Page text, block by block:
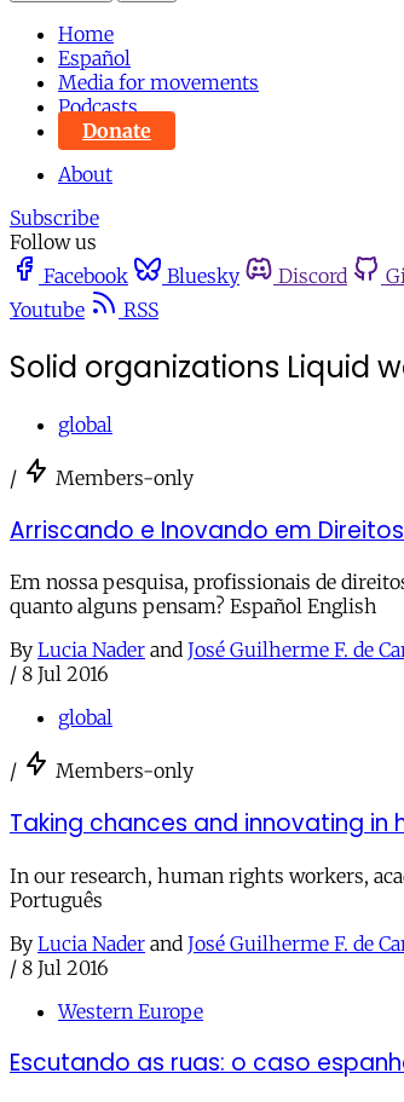
Home
Español
Media for movements
Podcasts
Donate
About
Subscribe
Follow us
Facebook
Bluesky Discord
Youtube
RSS
Solid organizations Liquid
global
/ Members-only
Arriscando e Inovando em
Em nossa pesquisa, profissionais de
quanto alguns pensam? Español English
By Lucia Nader and José Guilherme F. de
/ 8 Jul 2016
global
/ Members-only
Taking chances and innovating in
In our research, human rights workers,
Português
By Lucia Nader and José Guilherme F. de
/ 8 Jul 2016
Western Europe
Escutando as ruas: o caso